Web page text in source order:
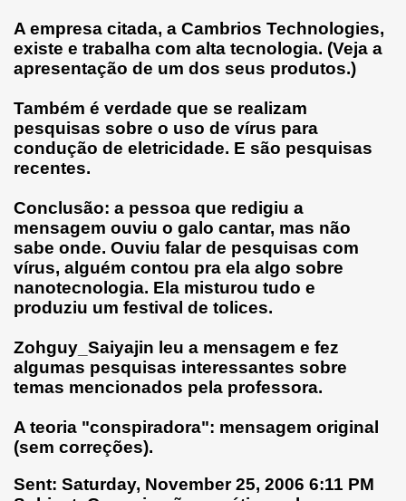
A empresa citada, a Cambrios Technologies,
existe e trabalha com alta tecnologia. (Veja a
apresentação de um dos seus produtos.)
Também é verdade que se realizam
pesquisas sobre o uso de vírus para
condução de eletricidade. E são pesquisas
recentes.
Conclusão: a pessoa que redigiu a
mensagem ouviu o galo cantar, mas não
sabe onde. Ouviu falar de pesquisas com
vírus, alguém contou pra ela algo sobre
nanotecnologia. Ela misturou tudo e
produziu um festival de tolices.
Zohguy_Saiyajin leu a mensagem e fez
algumas pesquisas interessantes sobre
temas mencionados pela professora.
A teoria "conspiradora": mensagem original
(sem correções).
Sent: Saturday, November 25, 2006 6:11 PM